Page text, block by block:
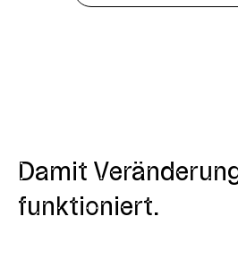
Damit
funktioniert.